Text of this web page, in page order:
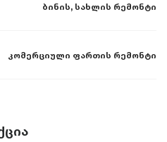
ბინის, სახლის რემონტი
კომერციული ფართის რემონტი